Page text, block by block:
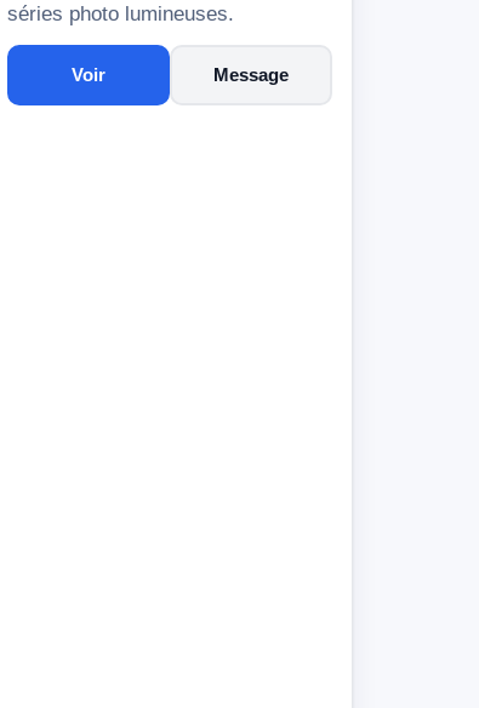
séries photo lumineuses.
Voir Message